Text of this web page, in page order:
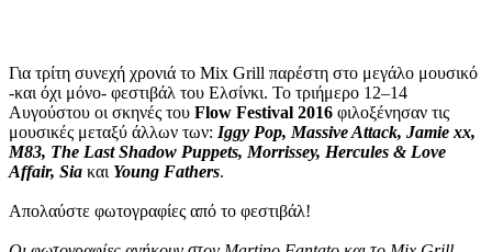
Για τρίτη συνεχή χρονιά το Mix Grill παρέστη στο μεγάλο μουσικό
-και όχι μόνο- φεστιβάλ του Ελσίνκι. Το τριήμερο 12–14
Αυγούστου οι σκηνές του Flow Festival 2016 φιλοξένησαν τις
μουσικές μεταξύ άλλων των: Iggy Pop, Massive Attack, Jamie xx,
M83, The Last Shadow Puppets, Morrissey, Hercules & Love
Affair, Sia και Young Fathers.
Απολαύστε φωτογραφίες από το φεστιβάλ!